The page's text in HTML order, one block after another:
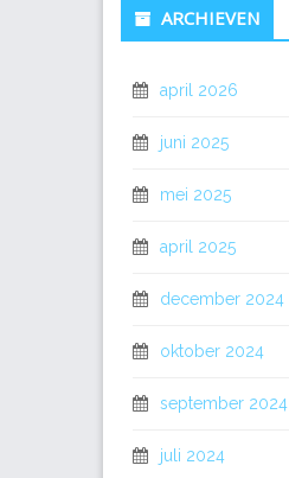
ARCHIEVEN
april 2026
juni 2025
mei 2025
april 2025
december 2024
oktober 2024
september 2024
juli 2024